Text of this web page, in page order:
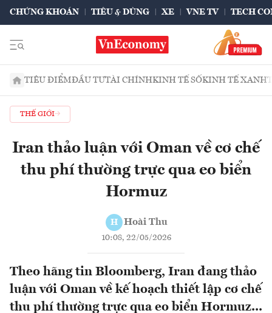
CHỨNG KHOÁN TIÊU & DÙNG XE VNE TV TECH
TIÊU ĐIỂMĐẦU TƯTÀI CHÍNHKINH TẾ SỐKINH TẾ XANH
THẾ GIỚI
Iran thảo luận với Oman về cơ chế
thu phí thường trực qua eo biển
Hormuz
H Hoài Thu
10:08, 22/05/2026
Theo hãng tin Bloomberg, Iran đang thảo
luận với Oman về kế hoạch thiết lập cơ chế
thu phí thường trực qua eo biển Hormuz...